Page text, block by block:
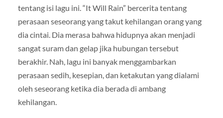
tentang isi lagu ini. “It Will Rain” bercerita tentang
perasaan seseorang yang takut kehilangan orang yang
dia cintai. Dia merasa bahwa hidupnya akan menjadi
sangat suram dan gelap jika hubungan tersebut
berakhir. Nah, lagu ini banyak menggambarkan
perasaan sedih, kesepian, dan ketakutan yang dialami
oleh seseorang ketika dia berada di ambang
kehilangan.